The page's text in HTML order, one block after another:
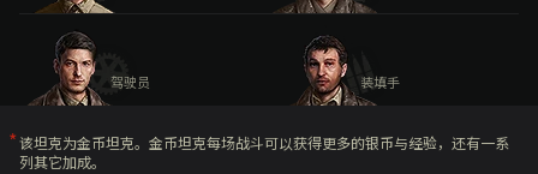
驾驶员 装填手
该坦克为金币坦克。金币坦克每场战斗可以获得更多的银币与经验，还有一系
列其它加成。